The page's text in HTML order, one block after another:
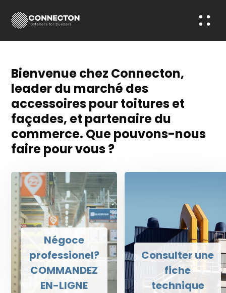
Bienvenue chez Connecton,
leader du marché des
accessoires pour toitures et
façades, et partenaire du
commerce. Que pouvons-nous
faire pour vous ?
Négoce
professionel?
COMMANDEZ
EN-LIGNE
Consulter une
fiche
technique